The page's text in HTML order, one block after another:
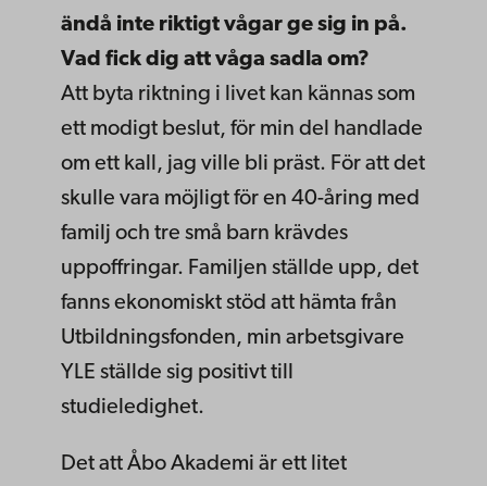
ändå inte riktigt vågar ge sig in på.
Vad fick dig att våga sadla om?
Att byta riktning i livet kan kännas som
ett modigt beslut, för min del handlade
om ett kall, jag ville bli präst. För att det
skulle vara möjligt för en 40-åring med
familj och tre små barn krävdes
uppoffringar. Familjen ställde upp, det
fanns ekonomiskt stöd att hämta från
Utbildningsfonden, min arbetsgivare
YLE ställde sig positivt till
studieledighet.
Det att Åbo Akademi är ett litet